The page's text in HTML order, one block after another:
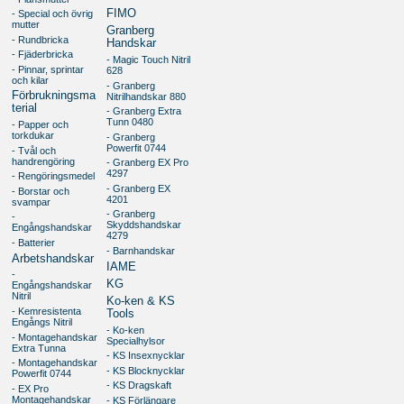
- Special och övrig
mutter
- Rundbricka
- Fjäderbricka
- Pinnar, sprintar
och kilar
Förbrukningsma
terial
- Papper och
torkdukar
- Tvål och
handrengöring
- Rengöringsmedel
- Borstar och
svampar
-
Engångshandskar
- Batterier
Arbetshandskar
-
Engångshandskar
Nitril
- Kemresistenta
Engångs Nitril
- Montagehandskar
Extra Tunna
- Montagehandskar
Powerfit 0744
- EX Pro
Montagehandskar
FIMO
Granberg
Handskar
- Magic Touch Nitril
628
- Granberg
Nitrilhandskar 880
- Granberg Extra
Tunn 0480
- Granberg
Powerfit 0744
- Granberg EX Pro
4297
- Granberg EX
4201
- Granberg
Skyddshandskar
4279
- Barnhandskar
IAME
KG
Ko-ken & KS
Tools
- Ko-ken
Specialhylsor
- KS Insexnycklar
- KS Blocknycklar
- KS Dragskaft
- KS Förlängare